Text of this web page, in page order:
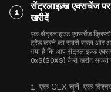
1
सेंट्रलाइज़्ड एक्सचेंज
खरीदें
एक सेंट्रलाइज़्ड एक्सचेंज
ट्रेड करने का सबसे सरल और
गया है कि आप सेंट्रलाइज़्ड
0xS($0XS) कैसे खरीद सकते
1. एक CEX चुनें: एक